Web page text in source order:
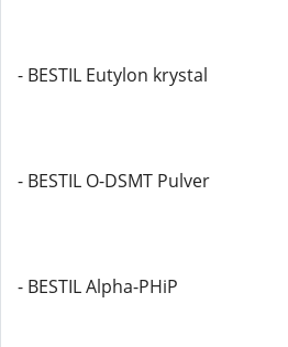
- BESTIL Eutylon krystal
- BESTIL O-DSMT Pulver
- BESTIL Alpha-PHiP